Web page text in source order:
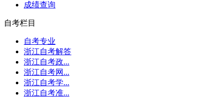
成绩查询
自考栏目
自考专业
浙江自考解答
浙江自考政...
浙江自考网...
浙江自考学...
浙江自考准...